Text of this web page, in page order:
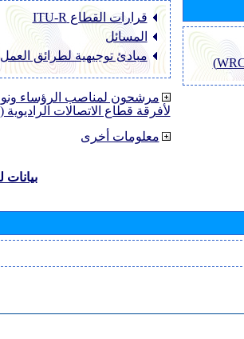
قرارات القطاع ‏ITU-R
المسائل
مبادئ توجيهية لطرائق العمل
مرشحون لمناصب الرؤساء
لأفرقة قطاع الاتصالات
معلومات أخرى
بيانات